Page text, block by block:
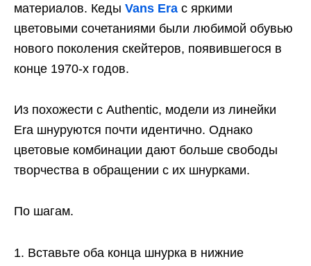
материалов. Кеды Vans Era с яркими
цветовыми сочетаниями были любимой обувью
нового поколения скейтеров, появившегося в
конце 1970-х годов.
Из похожести с Authentic, модели из линейки
Era шнуруются почти идентично. Однако
цветовые комбинации дают больше свободы
творчества в обращении с их шнурками.
По шагам.
Вставьте оба конца шнурка в нижние